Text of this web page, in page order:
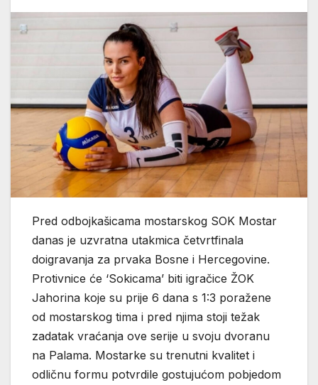
Pred odbojkašicama mostarskog SOK Mostar
danas je uzvratna utakmica četvrtfinala
doigravanja za prvaka Bosne i Hercegovine.
Protivnice će ‘Sokicama’ biti igračice ŽOK
Jahorina koje su prije 6 dana s 1:3 poražene
od mostarskog tima i pred njima stoji težak
zadatak vraćanja ove serije u svoju dvoranu
na Palama. Mostarke su trenutni kvalitet i
odličnu formu potvrdile gostujućom pobjedom